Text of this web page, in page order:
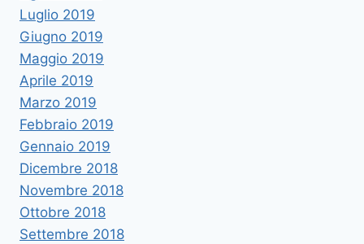
Luglio 2019
Giugno 2019
Maggio 2019
Aprile 2019
Marzo 2019
Febbraio 2019
Gennaio 2019
Dicembre 2018
Novembre 2018
Ottobre 2018
Settembre 2018